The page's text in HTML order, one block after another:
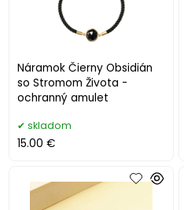
Náramok Čierny Obsidián
so Stromom Života -
ochranný amulet
skladom
15.00 €